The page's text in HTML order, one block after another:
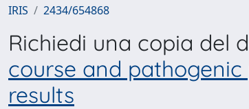
IRIS 2434/654868
Richiedi una copia del
course and
results